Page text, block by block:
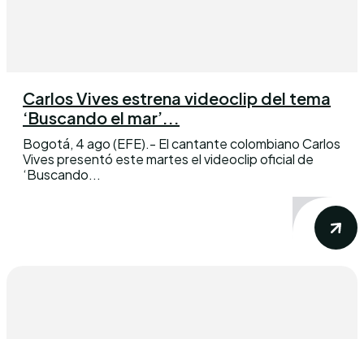
Carlos Vives estrena videoclip del tema
‘Buscando el mar’...
Bogotá, 4 ago (EFE).- El cantante colombiano Carlos
Vives presentó este martes el videoclip oficial de
‘Buscando...